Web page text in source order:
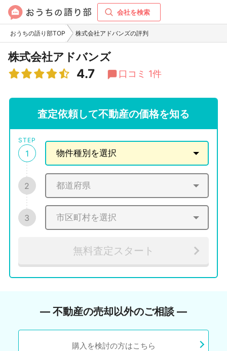
会社を検索
おうちの語り部TOP 株式会社アドバンズの評判
株式会社アドバンズ
4.7 口コミ 1件
査定依頼して不動産の価格を知る
STEP
1
2
3
無料査定スタート
― 不動産の売却以外のご相談 ―
購入を検討の方はこちら